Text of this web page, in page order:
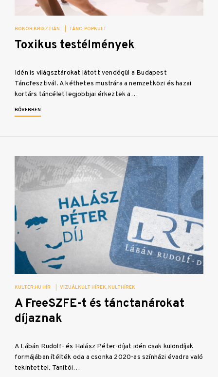
BOKOR KRISZTIÁN TÁNC POPKULT
Toxikus testélmények
Idén is világsztárokat látott vendégül a Budapest
Táncfesztivál. A kéthetes mustrára a nemzetközi és hazai
kortárs táncélet legjobbjai érkeztek a…
BŐVEBBEN
KULTER.HU HÍR VIZUÁLKULT HÍREK KULTHÍREK
A FreeSZFE-t és tánctanárokat
díjaznak
A Lábán Rudolf- és Halász Péter-díjat idén csak különdíjak
formájában ítélték oda a csonka 2020-as színházi évadra való
tekintettel. Tanítói…